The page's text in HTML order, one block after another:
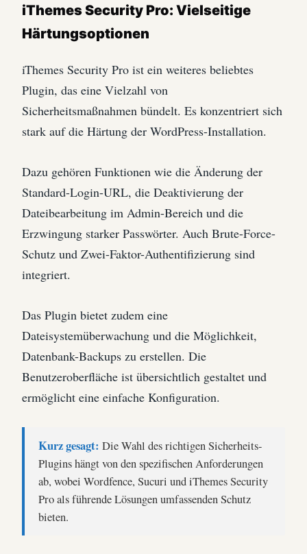
iThemes Security Pro: Vielseitige
Härtungsoptionen
iThemes Security Pro ist ein weiteres beliebtes
Plugin, das eine Vielzahl von
Sicherheitsmaßnahmen bündelt. Es konzentriert sich
stark auf die Härtung der WordPress-Installation.
Dazu gehören Funktionen wie die Änderung der
Standard-Login-URL, die Deaktivierung der
Dateibearbeitung im Admin-Bereich und die
Erzwingung starker Passwörter. Auch Brute-Force-
Schutz und Zwei-Faktor-Authentifizierung sind
integriert.
Das Plugin bietet zudem eine
Dateisystemüberwachung und die Möglichkeit,
Datenbank-Backups zu erstellen. Die
Benutzeroberfläche ist übersichtlich gestaltet und
ermöglicht eine einfache Konfiguration.
Kurz gesagt: Die Wahl des richtigen Sicherheits-
Plugins hängt von den spezifischen Anforderungen
ab, wobei Wordfence, Sucuri und iThemes Security
Pro als führende Lösungen umfassenden Schutz
bieten.